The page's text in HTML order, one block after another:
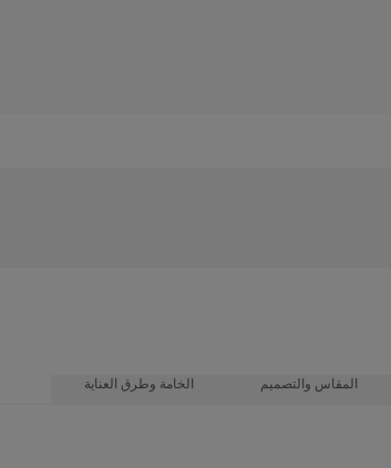
المقاس والتصميم الخامة وطرق العناية